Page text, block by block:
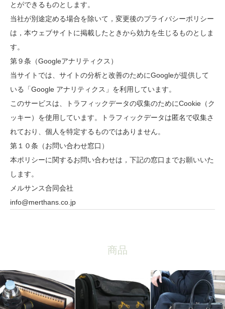
とができるものとします。
当社が別途定める場合を除いて，変更後のプライバシーポリシー
は，本ウェブサイトに掲載したときから効力を生じるものとしま
す。
第９条（Googleアナリティクス）
当サイトでは、サイトの分析と改善のためにGoogleが提供して
いる「Google アナリティクス」を利用しています。
このサービスは、トラフィックデータの収集のためにCookie（ク
ッキー）を使用しています。トラフィックデータは匿名で収集さ
れており、個人を特定するものではありません。
第１０条（お問い合わせ窓口）
本ポリシーに関するお問い合わせは，下記の窓口までお願いいた
します。
メルサンス合同会社
info@merthans.co.jp
商品